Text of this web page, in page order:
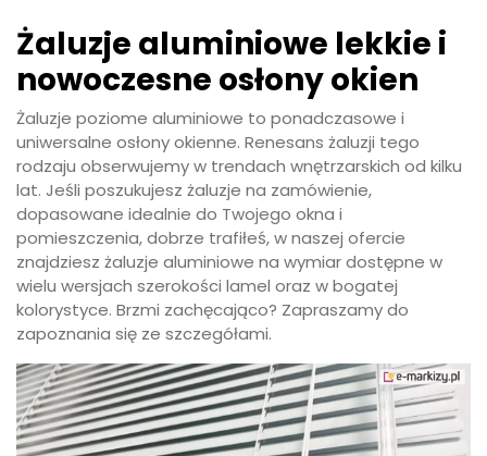
Żaluzje aluminiowe lekkie i
nowoczesne osłony okien
Żaluzje poziome aluminiowe to ponadczasowe i
uniwersalne osłony okienne. Renesans żaluzji tego
rodzaju obserwujemy w trendach wnętrzarskich od kilku
lat. Jeśli poszukujesz żaluzje na zamówienie,
dopasowane idealnie do Twojego okna i
pomieszczenia, dobrze trafiłeś, w naszej ofercie
znajdziesz żaluzje aluminiowe na wymiar dostępne w
wielu wersjach szerokości lamel oraz w bogatej
kolorystyce. Brzmi zachęcająco? Zapraszamy do
zapoznania się ze szczegółami.